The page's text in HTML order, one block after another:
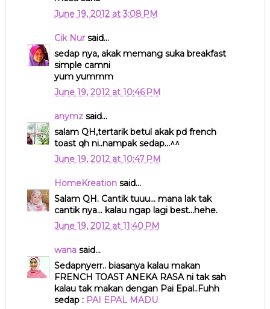
June 19, 2012 at 3:08 PM
Cik Nursaid...
sedap nya, akak memang suka breakfast
simple camni
yum yummm
June 19, 2012 at 10:46 PM
anymzsaid...
salam QH,tertarik betul akak pd french
toast qh ni..nampak sedap...^^
June 19, 2012 at 10:47 PM
HomeKreationsaid...
Salam QH. Cantik tuuu... mana lak tak
cantik nya... kalau ngap lagi best...hehe.
June 19, 2012 at 11:40 PM
wanasaid...
Sedapnyerr.. biasanya kalau makan
FRENCH TOAST ANEKA RASA ni tak sah
kalau tak makan dengan Pai Epal..Fuhh
sedap : PAI EPAL MADU